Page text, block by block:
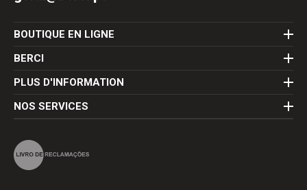
BOUTIQUE EN LIGNE
BERCI
PLUS D'INFORMATION
NOS SERVICES